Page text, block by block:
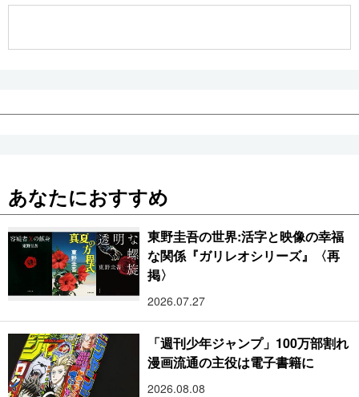
あなたにおすすめ
東野圭吾の世界:活字と映像の幸福
な関係『ガリレオシリーズ』〈再
掲〉
2026.07.27
「週刊少年ジャンプ」100万部割れ
漫画流通の主役は電子書籍に
2026.08.08